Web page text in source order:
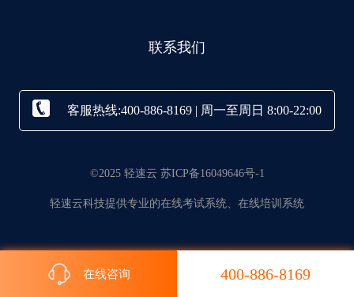
联系我们
客服热线:400-886-8169 | 周一至周日 8:00-22:00
©2025 轻速云 苏ICP备16049646号-1
轻速云科技提供专业的在线考试系统、在线培训系统
在线咨询 400-886-8169